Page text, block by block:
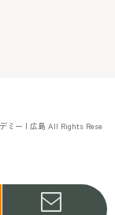
ミー | 広島 All Rights Rese